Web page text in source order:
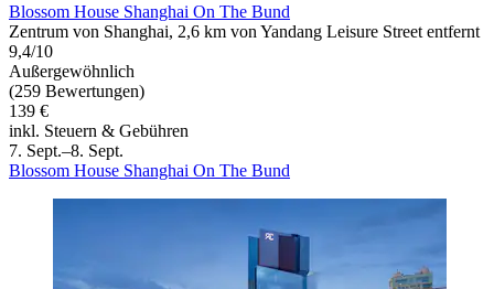
Blossom House Shanghai On The Bund
Zentrum von Shanghai, 2,6 km von Yandang Leisure Street entfernt
9,4/10
Außergewöhnlich
(259 Bewertungen)
139 €
inkl. Steuern & Gebühren
7. Sept.–8. Sept.
Blossom House Shanghai On The Bund